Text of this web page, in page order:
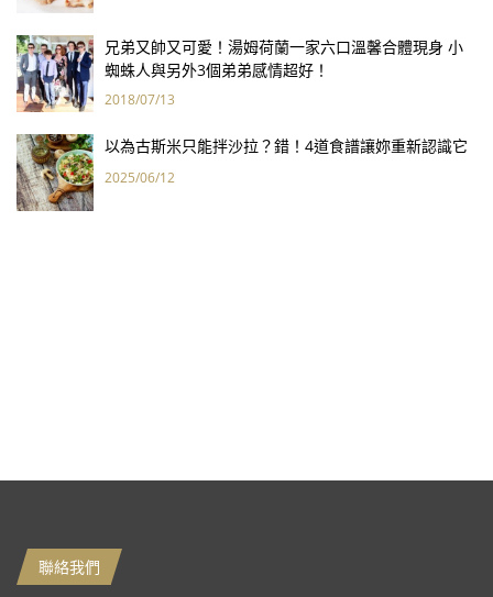
兄弟又帥又可愛！湯姆荷蘭一家六口溫馨合體現身 小
蜘蛛人與另外3個弟弟感情超好！
2018/07/13
以為古斯米只能拌沙拉？錯！4道食譜讓妳重新認識它
2025/06/12
聯絡我們